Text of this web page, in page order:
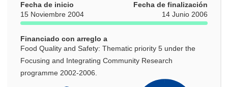
una
nueva
ventana)
Fecha de inicio
15 Noviembre 2004
Fecha de finalización
14 Junio 2006
Financiado con arreglo a
Food Quality and Safety: Thematic priority 5 under the
Focusing and Integrating Community Research
programme 2002-2006.